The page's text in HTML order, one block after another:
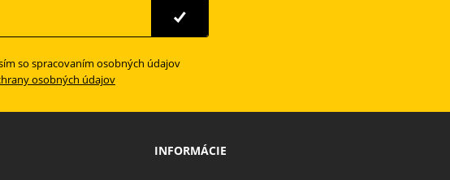
so spracovaním osobných údajov
osobných údajov
INFORMÁCIE